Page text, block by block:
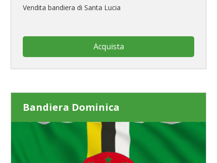
Vendita bandiera di Santa Lucia
Acquista
Bandiera Dominica